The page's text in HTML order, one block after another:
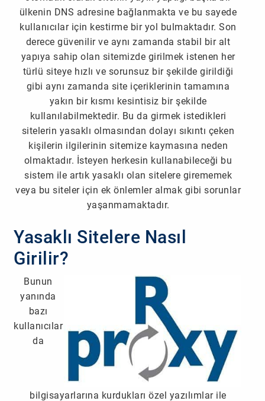
ülkenin DNS adresine bağlanmakta ve bu sayede
kullanıcılar için kestirme bir yol bulmaktadır. Son
derece güvenilir ve aynı zamanda stabil bir alt
yapıya sahip olan sitemizde girilmek istenen her
türlü siteye hızlı ve sorunsuz bir şekilde girildiği
gibi aynı zamanda site içeriklerinin tamamına
yakın bir kısmı kesintisiz bir şekilde
kullanılabilmektedir. Bu da girmek istedikleri
sitelerin yasaklı olmasından dolayı sıkıntı çeken
kişilerin ilgilerinin sitemize kaymasına neden
olmaktadır. İsteyen herkesin kullanabileceği bu
sistem ile artık yasaklı olan sitelere girememek
veya bu siteler için ek önlemler almak gibi sorunlar
yaşanmamaktadır.
Yasaklı Sitelere Nasıl
Girilir?
Bunun
yanında
bazı
kullanıcılar
da
bilgisayarlarına kurdukları özel yazılımlar ile